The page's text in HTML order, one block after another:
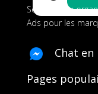
Services aux
Ads pour les
Chat
Pages